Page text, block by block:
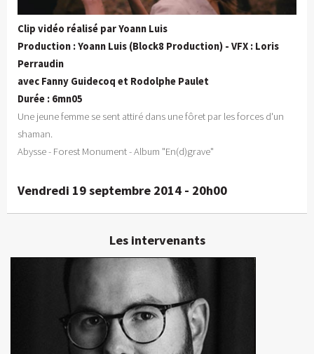
Clip vidéo réalisé par Yoann Luis
Production : Yoann Luis (Block8 Production) - VFX : Loris
Perraudin
avec Fanny Guidecoq et Rodolphe Paulet
Durée : 6mn05
Une jeune femme se sent attiré dans une fôret par les forces d'un
shaman.
Abysse - Forest Monument - Album "En(d)grave"
Vendredi 19 septembre 2014 - 20h00
Les intervenants
En détails